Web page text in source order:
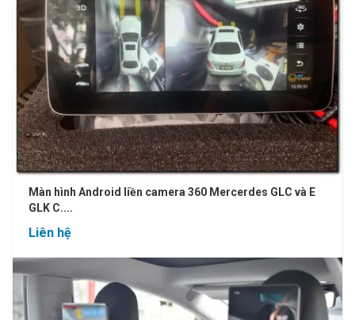
Màn hình Android liền camera 360 Mercerdes GLC và E
GLK C....
Liên hệ